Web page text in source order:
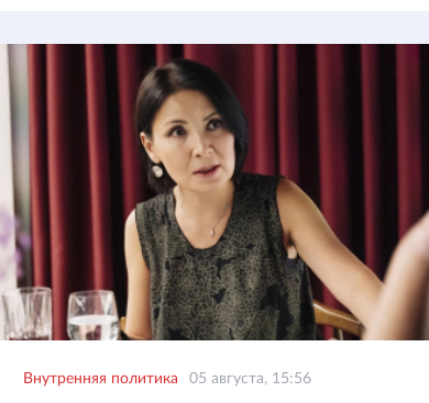
Внутренняя политика 05 августа, 15:56